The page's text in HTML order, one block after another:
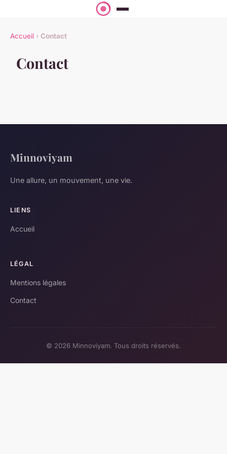
Accueil › Contact
Contact
Minnoviyam
Une allure, un mouvement, une vie.
LIENS
Accueil
LÉGAL
Mentions légales
Contact
© 2026 Minnoviyam. Tous droits réservés.